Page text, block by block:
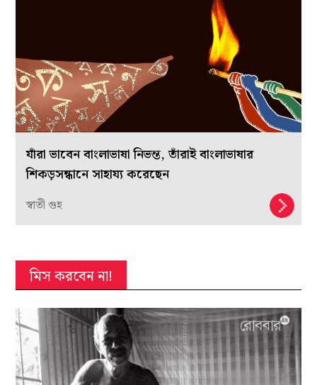
যাঁরা ভাবেন বাংলাভাষা নিভন্ত, তাঁরাই বাংলাভাষার
শিকড়সন্ধানে সাহায্য করেছেন
স্বাতী গুহ
মিস করবেন না!